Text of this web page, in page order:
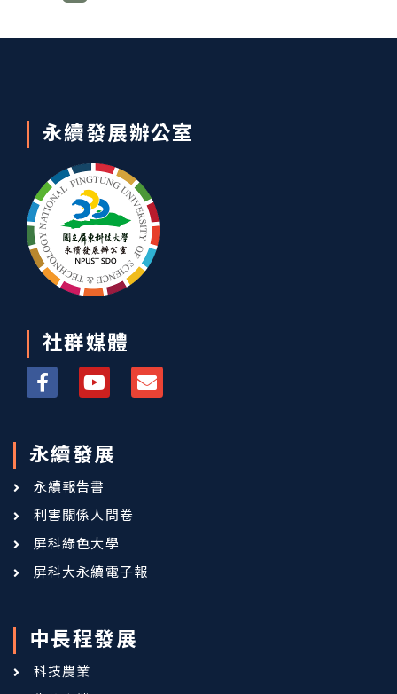
永續發展辦公室
社群媒體
永續發展
永續報告書
利害關係人問卷
屏科綠色大學
屏科大永續電子報
中長程發展
科技農業